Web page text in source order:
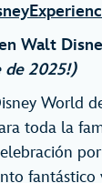
Walt
de 2025!)
World
toda la
fantástico